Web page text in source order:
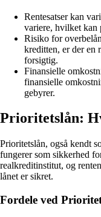
Rentesatser kan
variere, hvilket kan
Risiko for
kreditten, er der en
forsigtig.
Finansielle
finansielle
gebyrer.
Prioritetslån:
Prioritetslån, også kendt
fungerer som sikkerhed
realkreditinstitut, og
lånet er sikret.
Fordele ved